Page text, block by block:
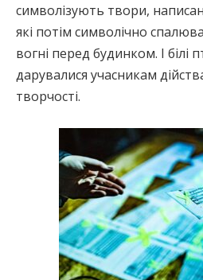
символізують твори,
які потім символічно
вогні перед будинком. І білі
дарувалися учасникам
творчості.